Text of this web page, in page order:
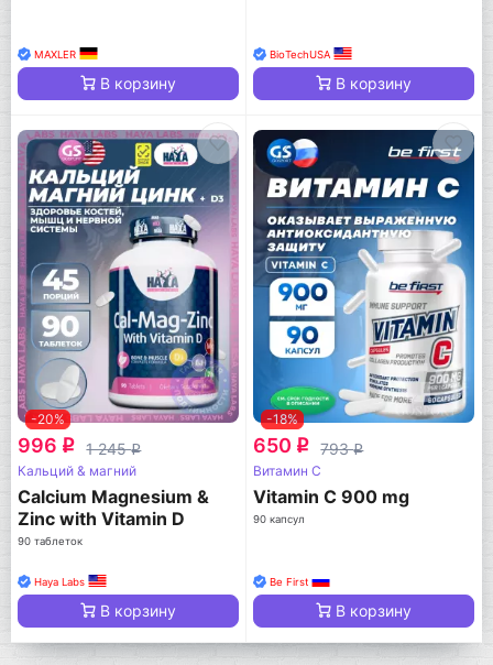
MAXLER
В корзину
BioTechUSA
В корзину
-20%
996 q 1 245q
Кальций & магний
Calcium Magnesium &
Zinc with Vitamin D
90 таблеток
Haya Labs
В корзину
-18%
650 q 793q
Витамин C
Vitamin C 900 mg
90 капсул
Be First
В корзину